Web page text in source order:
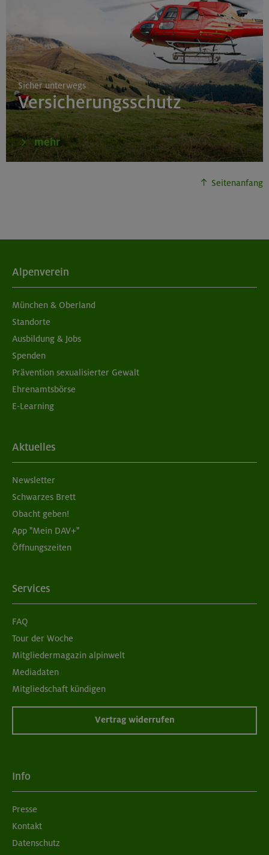
Sicher unterwegs
Versicherungsschutz
mehr
Seitenanfang
Alpenverein
München & Oberland
Standorte
Ausbildung & Jobs
Spenden
Prävention sexualisierter Gewalt
Ehrenamtsbörse
E-Learning
Aktuelles
Newsletter
Schwarzes Brett
Obacht geben!
App "Mein DAV+"
Öffnungszeiten
Services
FAQ
Tour der Woche
Mitgliedermagazin alpinwelt
Mediadaten
Mitgliedschaft kündigen
Vertrag widerrufen
Info
Presse
Kontakt
Datenschutz